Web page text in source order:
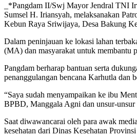
_*Pangdam II/Swj Mayor Jendral TNI
Sumsel H. Iriansyah, melaksanakan
Kebun Raya Sriwijaya, Desa Bakung
Dalam peninjauan ke lokasi lahan
(MA) dan masyarakat untuk membantu
Pangdam berharap bantuan serta
penanggulangan bencana Karhutla dan
“Saya sudah menyampaikan ke ibu
BPBD, Manggala Agni dan unsur-unsur
Saat diwawancarai oleh para awak
kesehatan dari Dinas Kesehatan